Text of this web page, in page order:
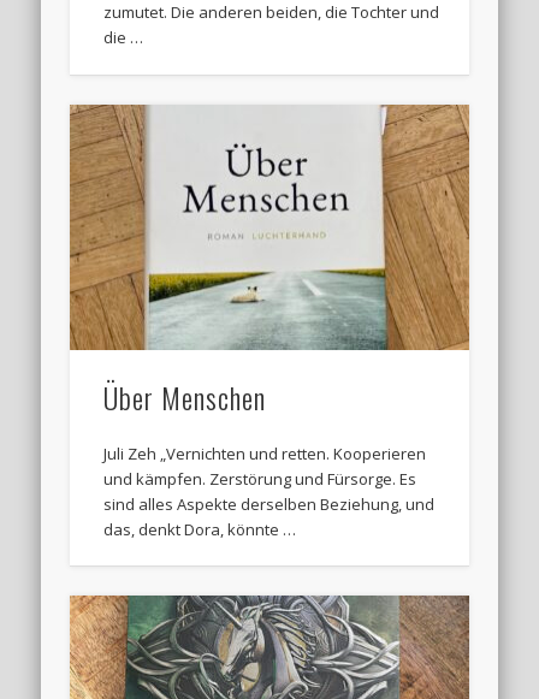
zumutet. Die anderen beiden, die Tochter und
die …
Über Menschen
Juli Zeh „Vernichten und retten. Kooperieren
und kämpfen. Zerstörung und Fürsorge. Es
sind alles Aspekte derselben Beziehung, und
das, denkt Dora, könnte …